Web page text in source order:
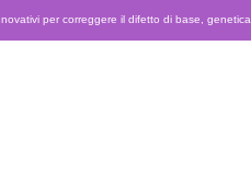
per correggere il difetto di base, genetica